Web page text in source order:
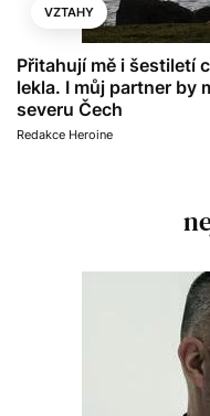
VZTAHY
Přitahují mě i šestiletí
lekla. I můj partner by
severu Čech
Redakce Heroine